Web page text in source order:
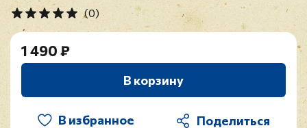
(0)
1 490 ₽
В корзину
В избранное